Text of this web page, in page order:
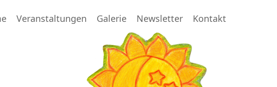
Veranstaltungen Galerie Newsletter Kontakt